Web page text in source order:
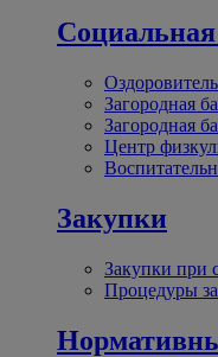
Загородная
Загородная
Центр
Закупки
Закупки при
Процедуры